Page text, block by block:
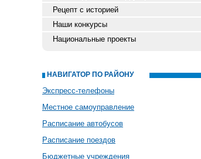
Рецепт с историей
Наши конкурсы
Национальные проекты
НАВИГАТОР ПО РАЙОНУ
Экспресс-телефоны
Местное самоуправление
Расписание автобусов
Расписание поездов
Бюджетные учреждения